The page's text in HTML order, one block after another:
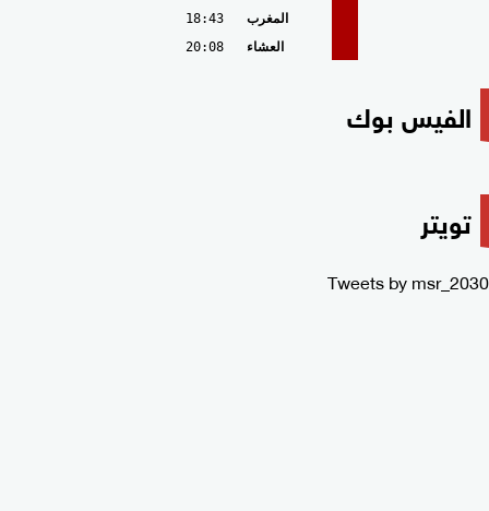
المغرب
18:43
العشاء
20:08
الفيس بوك
تويتر
Tweets by msr_2030